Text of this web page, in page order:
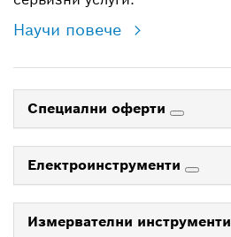
Научи повече
Специални оферти
Електроинструменти
Измервателни инструменти